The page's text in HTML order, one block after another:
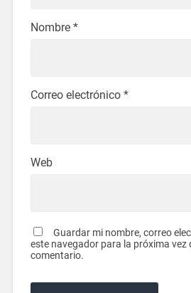
Nombre *
Correo electrónico *
Web
Guardar mi nombre, correo
este navegador para la próxima vez
comentario.